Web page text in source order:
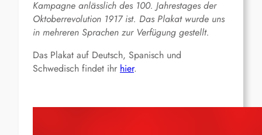
Kampagne anlässlich des 100. Jahrestages der
Oktoberrevolution 1917 ist. Das Plakat wurde uns
in mehreren Sprachen zur Verfügung gestellt.
Das Plakat auf Deutsch, Spanisch und
Schwedisch findet ihr hier.